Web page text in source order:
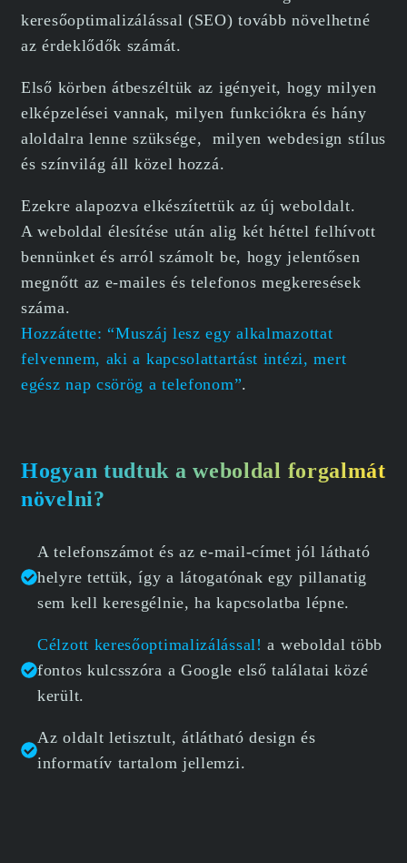
keresőoptimalizálással (SEO) tovább növelhetné
az érdeklődők számát.
Első körben átbeszéltük az igényeit, hogy milyen
elképzelései vannak, milyen funkciókra és hány
aloldalra lenne szüksége, milyen webdesign stílus
és színvilág áll közel hozzá.
Ezekre alapozva elkészítettük az új weboldalt.
A weboldal élesítése után alig két héttel felhívott
bennünket és arról számolt be, hogy jelentősen
megnőtt az e-mailes és telefonos megkeresések
száma.
Hozzátette: “Muszáj lesz egy alkalmazottat
felvennem, aki a kapcsolattartást intézi, mert
egész nap csörög a telefonom”.
Hogyan tudtuk a weboldal forgalmát
növelni?
A telefonszámot és az e-mail-címet jól látható
helyre tettük, így a látogatónak egy pillanatig
sem kell keresgélnie, ha kapcsolatba lépne.
Célzott keresőoptimalizálással! a weboldal több
fontos kulcsszóra a Google első találatai közé
került.
Az oldalt letisztult, átlátható design és
informatív tartalom jellemzi.